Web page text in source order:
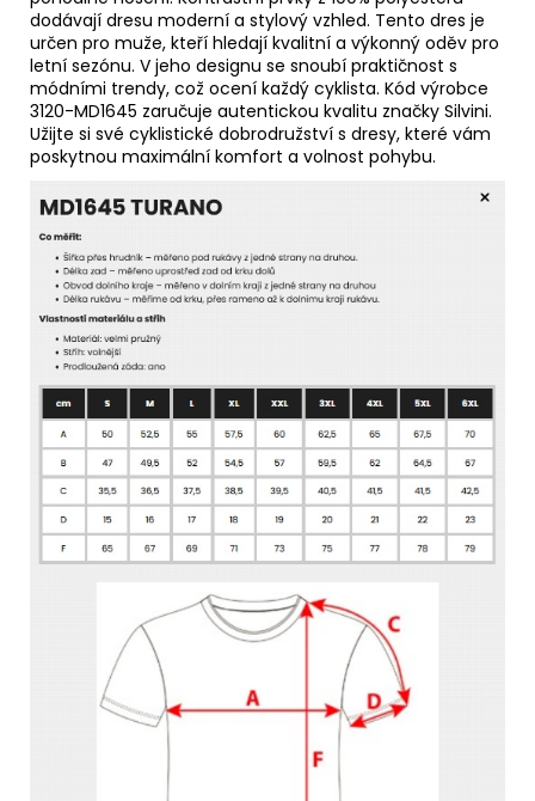
dodávají dresu moderní a stylový vzhled. Tento dres je
určen pro muže, kteří hledají kvalitní a výkonný oděv pro
letní sezónu. V jeho designu se snoubí praktičnost s
módními trendy, což ocení každý cyklista. Kód výrobce
3120-MD1645 zaručuje autentickou kvalitu značky Silvini.
Užijte si své cyklistické dobrodružství s dresy, které vám
poskytnou maximální komfort a volnost pohybu.